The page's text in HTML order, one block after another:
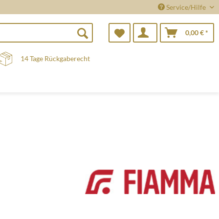
Service/Hilfe
0,00 € *
14 Tage Rückgaberecht